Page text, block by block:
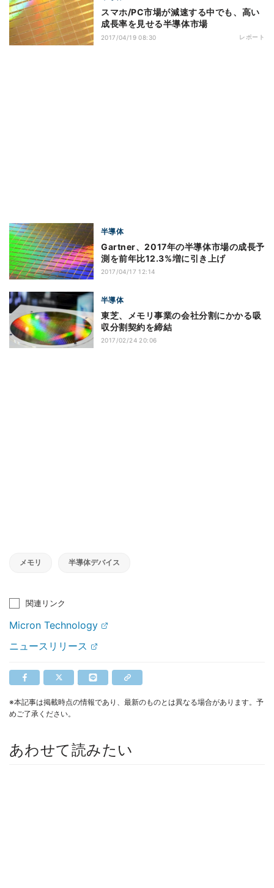
スマホ/PC市場が減速する中でも、高い
成長率を見せる半導体市場
2017/04/19 08:30 レポート
半導体
Gartner、2017年の半導体市場の成長予
測を前年比12.3%増に引き上げ
2017/04/17 12:14
半導体
東芝、メモリ事業の会社分割にかかる吸
収分割契約を締結
2017/02/24 20:06
メモリ 半導体デバイス
関連リンク
Micron Technology
ニュースリリース
※本記事は掲載時点の情報であり、最新のものとは異なる場合があります。予
めご了承ください。
あわせて読みたい